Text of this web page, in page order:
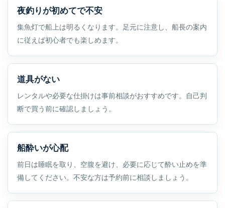
夜釣りが初めてで不安
集魚灯で船上は明るくなります。足元に注意し、船長の案内
に従えば初心者でも楽しめます。
道具がない
レンタルや必要な仕掛けは事前相談がおすすめです。自己判
断で買う前に確認しましょう。
船酔いが心配
前日は睡眠を取り、空腹を避け、必要に応じて酔い止めを準
備してください。不安な方は予約前に相談しましょう。